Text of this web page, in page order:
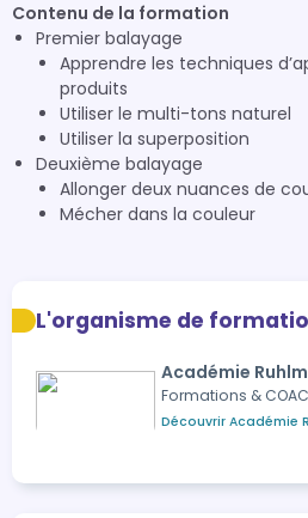
Contenu de la formation
Premier balayage
Apprendre les techniques
produits
Utiliser le multi-tons naturel
Utiliser la superposition
Deuxième balayage
Allonger deux nuances de
Mécher dans la couleur
L'organisme de
Académie
Formations &
Découvrir Académie